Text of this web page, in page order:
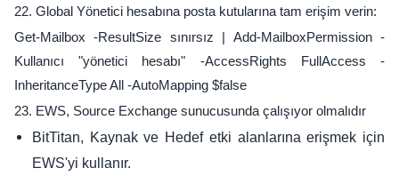
22. Global Yönetici hesabına posta kutularına tam erişim verin:
Get-Mailbox -ResultSize sınırsız | Add-MailboxPermission -
Kullanıcı "yönetici hesabı" -AccessRights FullAccess -
InheritanceType All -AutoMapping $false
23. EWS, Source Exchange sunucusunda çalışıyor olmalıdır
BitTitan, Kaynak ve Hedef etki alanlarına erişmek için
EWS'yi kullanır.